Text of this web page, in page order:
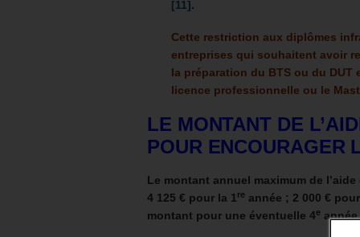
[11].
Cette restriction aux diplômes
entreprises qui souhaitent avoir
la préparation du BTS ou du DUT
licence professionnelle ou le
LE MONTANT DE
POUR ENCOURAGER
Le montant annuel maximum de
4 125 € pour la 1re année ; 2 000 €
montant pour une éventuelle 4e année.